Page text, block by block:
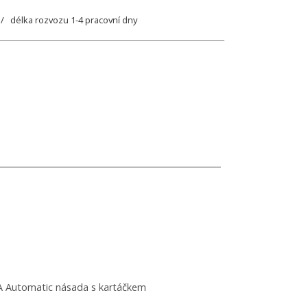
/ délka rozvozu 1-4 pracovní dny